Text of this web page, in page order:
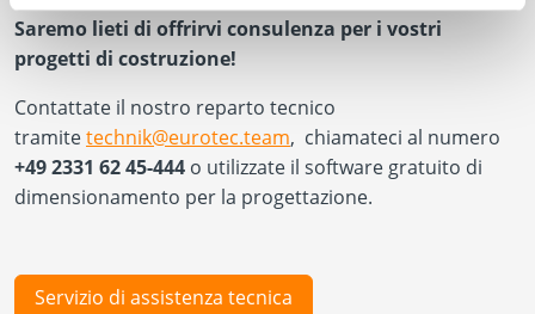
Saremo lieti di offrirvi consulenza per i vostri
progetti di costruzione!
Contattate il nostro reparto tecnico
tramitetechnik@eurotec.team, chiamateci al numero
+49 2331 62 45-444 o utilizzate il software gratuito di
dimensionamento per la progettazione.
Servizio di assistenza tecnica